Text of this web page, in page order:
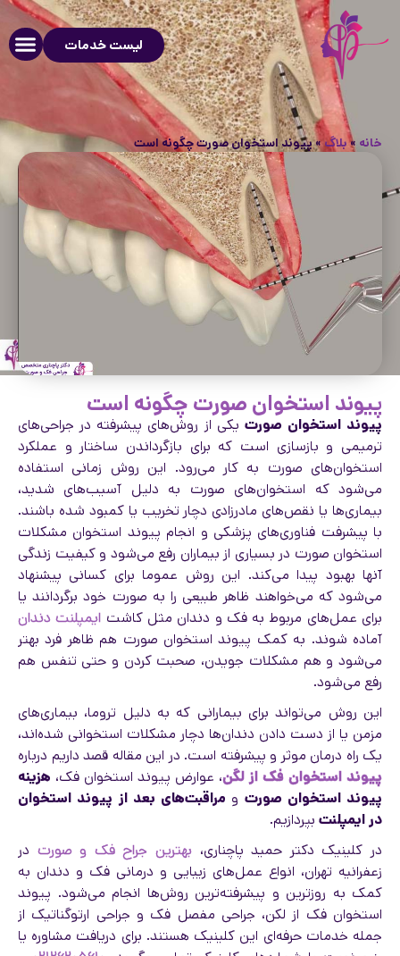
لیست خدمات
خانه »بلاگ»پیوند استخوان صورت چگونه است
پیوند استخوان صورت چگونه است
پیوند استخوان صورت یکی از روش‌های پیشرفته در جراحی‌های
ترمیمی و بازسازی است که برای بازگرداندن ساختار و عملکرد
استخوان‌های صورت به کار می‌رود. این روش زمانی استفاده
می‌شود که استخوان‌های صورت به دلیل آسیب‌های شدید،
بیماری‌ها یا نقص‌های مادرزادی دچار تخریب یا کمبود شده باشند.
با پیشرفت فناوری‌های پزشکی و انجام پیوند استخوان مشکلات
استخوان صورت در بسیاری از بیماران رفع می‌شود و کیفیت زندگی
آنها بهبود پیدا می‌کند. این روش عموما برای کسانی پیشنهاد
می‌شود که می‌خواهند ظاهر طبیعی را به صورت خود برگردانند یا
برای عمل‌های مربوط به فک و دندان مثل کاشت ایمپلنت دندان
آماده شوند. به کمک پیوند استخوان صورت هم ظاهر فرد بهتر
می‌شود و هم مشکلات جویدن، صحبت کردن و حتی تنفس هم
رفع می‌شود.
این روش می‌تواند برای بیمارانی که به دلیل تروما، بیماری‌های
مزمن یا از دست دادن دندان‌ها دچار مشکلات استخوانی شده‌اند،
یک راه درمان موثر و پیشرفته است. در این مقاله قصد داریم درباره
پیوند استخوان فک از لگن، عوارض پیوند استخوان فک، هزینه
پیوند استخوان صورت و مراقبت‌های بعد از پیوند استخوان
در ایمپلنت بپردازیم.
در کلینیک دکتر حمید پاچناری، بهترین جراح فک و صورت در
زعفرانیه تهران، انواع عمل‌های زیبایی و درمانی فک و دندان به
کمک به روزترین و پیشرفته‌ترین روش‌ها انجام می‌شود. پیوند
استخوان فک از لکن، جراحی مفصل فک و جراحی ارتوگناتیک از
جمله خدمات حرفه‌ای این کلینیک هستند. برای دریافت مشاوره یا